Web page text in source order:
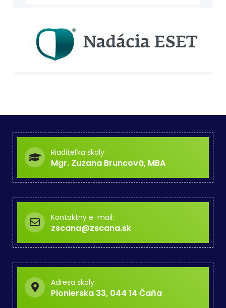
Riaditeľka školy:
Mgr. Zuzana Bruncová, MBA
Kontaktný e-mail:
zscana@zscana.sk
Adresa školy:
Pionierska 33, 044 14 Čaňa